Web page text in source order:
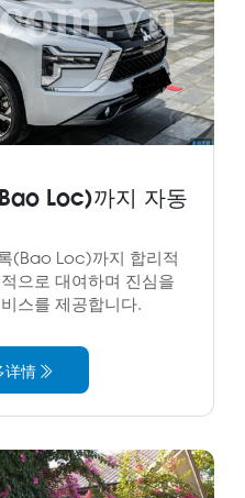
Loc)까지 자동
(Bao Loc)까지 합리적
으로 대여하며 진심을
스를 제공합니다.
详情